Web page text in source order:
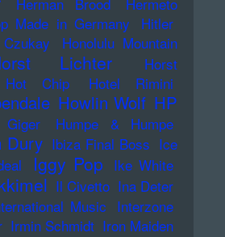
Made in Germany
Hitler
Honolulu Mountain
Lichter
Horst
Hot Chip Hotel Rimini
Howlin Wolf HP
Humpe & Humpe
Dury Ibiza Final Boss Ice
Iggy Pop Ike White
Il Civetto Ina Deter
Music Interzone
Irmin Schmidt Iron Maiden